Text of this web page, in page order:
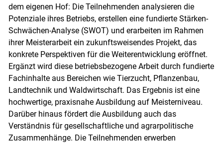
dem eigenen Hof: Die Teilnehmenden analysieren die
Potenziale ihres Betriebs, erstellen eine fundierte Stärken-
Schwächen-Analyse (SWOT) und erarbeiten im Rahmen
ihrer Meisterarbeit ein zukunftsweisendes Projekt, das
konkrete Perspektiven für die Weiterentwicklung eröffnet.
Ergänzt wird diese betriebsbezogene Arbeit durch fundierte
Fachinhalte aus Bereichen wie Tierzucht, Pflanzenbau,
Landtechnik und Waldwirtschaft. Das Ergebnis ist eine
hochwertige, praxisnahe Ausbildung auf Meisterniveau.
Darüber hinaus fördert die Ausbildung auch das
Verständnis für gesellschaftliche und agrarpolitische
Zusammenhänge. Die Teilnehmenden erwerben